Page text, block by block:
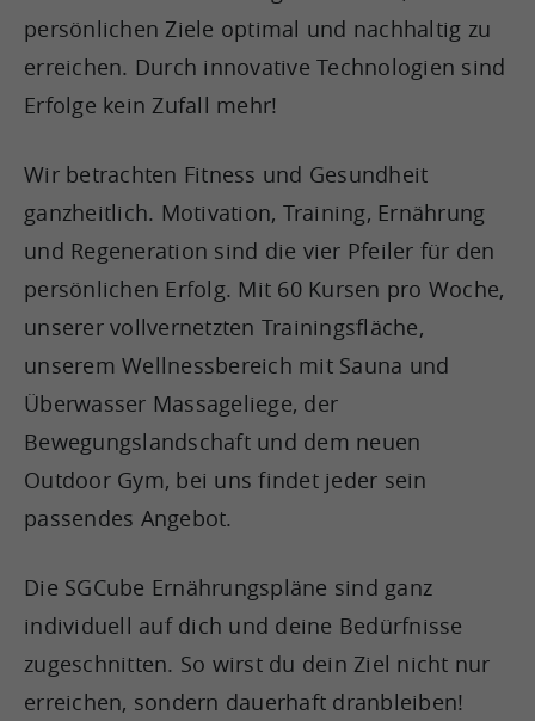
persönlichen Ziele optimal und nachhaltig zu
erreichen. Durch innovative Technologien sind
Erfolge kein Zufall mehr!
Wir betrachten Fitness und Gesundheit
ganzheitlich. Motivation, Training, Ernährung
und Regeneration sind die vier Pfeiler für den
persönlichen Erfolg. Mit 60 Kursen pro Woche,
unserer vollvernetzten Trainingsfläche,
unserem Wellnessbereich mit Sauna und
Überwasser Massageliege, der
Bewegungslandschaft und dem neuen
Outdoor Gym, bei uns findet jeder sein
passendes Angebot.
Die SGCube Ernährungspläne sind ganz
individuell auf dich und deine Bedürfnisse
zugeschnitten. So wirst du dein Ziel nicht nur
erreichen, sondern dauerhaft dranbleiben!